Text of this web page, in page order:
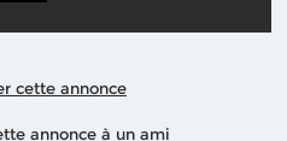
cette annonce
annonce à un ami